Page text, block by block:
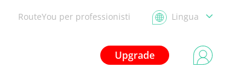
RouteYou per professionisti Lingua
Upgrade